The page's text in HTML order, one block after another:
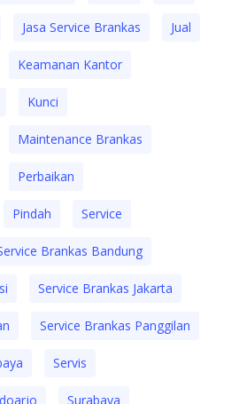
Jasa Service Brankas Jual
Keamanan Kantor
Kunci
Maintenance Brankas
Perbaikan
Pindah Service
Brankas Bandung
Service Brankas Jakarta
Service Brankas Panggilan
Servis
Surabaya